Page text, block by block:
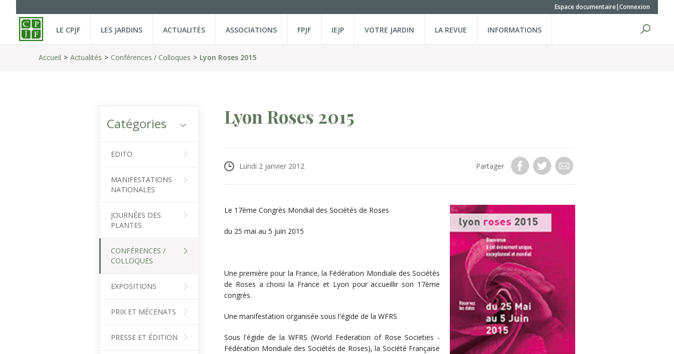
Espace documentaire Connexion
LE CPJF LES JARDINS ACTUALITÉS ASSOCIATIONS FPJF IEJP VOTRE JARDIN LA REVUE INFORMATIONS
Accueil Actualités Conférences / Colloques Lyon Roses 2015
Catégories
EDITO
MANIFESTATIONS
NATIONALES
JOURNÉES DES
PLANTES
CONFÉRENCES /
COLLOQUES
EXPOSITIONS
PRIX ET MÉCENATS
PRESSE ET ÉDITION
Lyon Roses 2015
Lundi 2 janvier 2012 Partager
Le 17ème Congrès Mondial des Sociétés de Roses
du 25 mai au 5 juin 2015
Une première pour la France, la Fédération Mondiale des Sociétés
de Roses a choisi la France et Lyon pour accueillir son 17ème
congrès.
Une manifestation organisée sous l'égide de la WFRS
Sous l'égide de la WFRS (World Federation of Rose Societies -
Fédération Mondiale des Sociétés de Roses), la Société Française